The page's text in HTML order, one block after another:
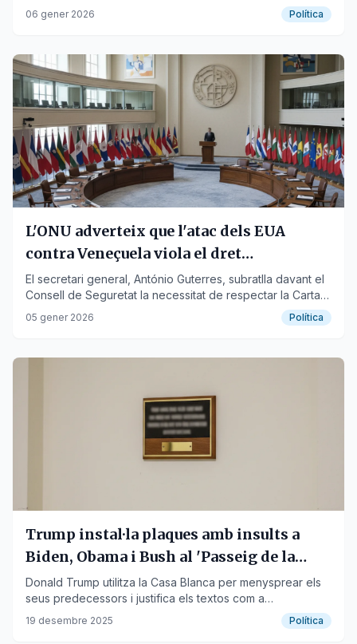
l'opositora de tornar.
06 gener 2026 Política
L'ONU adverteix que l'atac dels EUA
contra Veneçuela viola el dret
internacional
El secretari general, António Guterres, subratlla davant el
Consell de Seguretat la necessitat de respectar la Carta
fundacional de l'organització.
05 gener 2026 Política
Trump instal·la plaques amb insults a
Biden, Obama i Bush al 'Passeig de la
Fama Presidencial'
Donald Trump utilitza la Casa Blanca per menysprear els
seus predecessors i justifica els textos com a
descripcions "eloqüents" del seu llegat.
19 desembre 2025 Política